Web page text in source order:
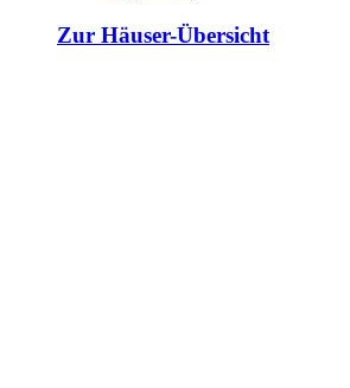
Zur Häuser-Übersicht